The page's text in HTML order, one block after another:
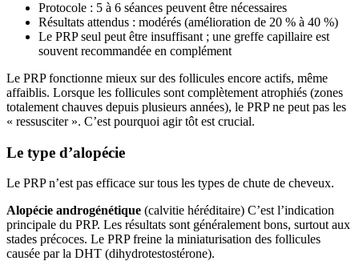
Protocole : 5 à 6 séances peuvent être nécessaires
Résultats attendus : modérés (amélioration de 20 % à 40 %)
Le PRP seul peut être insuffisant ; une greffe capillaire est
souvent recommandée en complément
Le PRP fonctionne mieux sur des follicules encore actifs, même
affaiblis. Lorsque les follicules sont complètement atrophiés (zones
totalement chauves depuis plusieurs années), le PRP ne peut pas les
« ressusciter ». C’est pourquoi agir tôt est crucial.
Le type d’alopécie
Le PRP n’est pas efficace sur tous les types de chute de cheveux.
Alopécie androgénétique (calvitie héréditaire) C’est l’indication
principale du PRP. Les résultats sont généralement bons, surtout aux
stades précoces. Le PRP freine la miniaturisation des follicules
causée par la DHT (dihydrotestostérone).